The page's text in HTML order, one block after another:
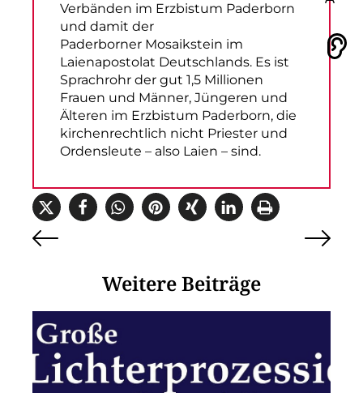
Verbänden im Erzbistum Paderborn
und damit der
Paderborner Mosaikstein im
Laienapostolat Deutschlands. Es ist
Sprachrohr der gut 1,5 Millionen
Frauen und Männer, Jüngeren und
Älteren im Erzbistum Paderborn, die
kirchenrechtlich nicht Priester und
Ordensleute – also Laien – sind.
Weitere Beiträge